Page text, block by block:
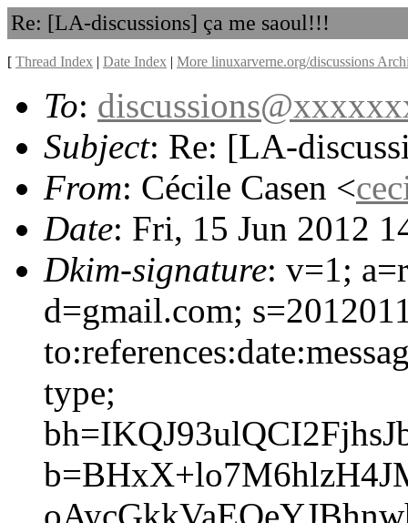
Re: [LA-discussions] ça me saoul!!!
[ Thread Index | Date Index | More linuxarverne.org/discussions
To:
Subject: Re: [LA-
From: Cécile Casen <
Date: Fri, 15 Jun 2012
Dkim-signature: v=1;
d=gmail.com;
type;